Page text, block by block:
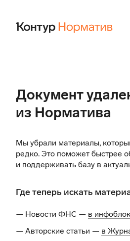
Документ
из Норматива
Мы убрали материалы,
редко. Это поможет быстрее
и поддерживать базу в
Где теперь искать
— Новости ФНС — в
— Авторские статьи — в